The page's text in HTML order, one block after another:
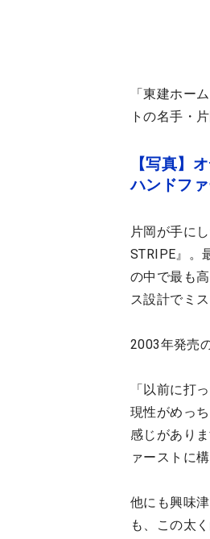
「東建ホー
トの名手・
【写真】
ハンドフ
片岡が手に
STRIPE』。
の中で最も
ス設計でミ
2003年発売
「以前に打
現性がめっ
感じがあり
ァーストに
他にも興味
も、この太